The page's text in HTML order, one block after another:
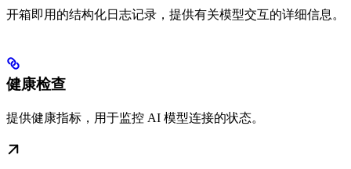
开箱即用的结构化日志记录，提供有关模型交互的详细信息。
健康检查
提供健康指标，用于监控 AI 模型连接的状态。